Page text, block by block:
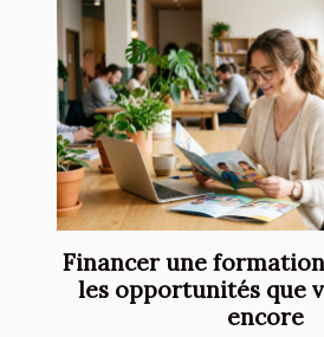
Financer une
les opportunités que
encore